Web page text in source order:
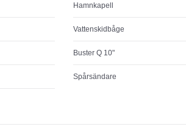
Hamnkapell
Vattenskidbåge
Buster Q 10"
Spårsändare